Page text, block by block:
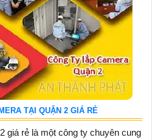
TẠI QUẬN 2 GIÁ RẺ
giá rẻ là một công ty chuyên cung